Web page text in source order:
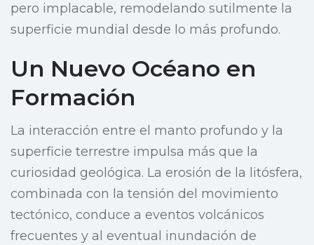
pero implacable, remodelando sutilmente la
superficie mundial desde lo más profundo.
Un Nuevo Océano en
Formación
La interacción entre el manto profundo y la
superficie terrestre impulsa más que la
curiosidad geológica. La erosión de la litósfera,
combinada con la tensión del movimiento
tectónico, conduce a eventos volcánicos
frecuentes y al eventual inundación de